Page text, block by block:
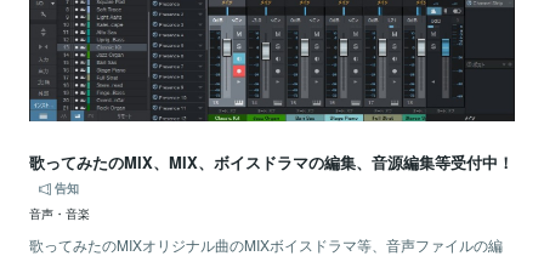
歌ってみたのMIX、MIX、ボイスドラマの編集、音源編集等受付中！
告知
音声・音楽
歌ってみたのMIXオリジナル曲のMIXボイスドラマ等、音声ファイルの編